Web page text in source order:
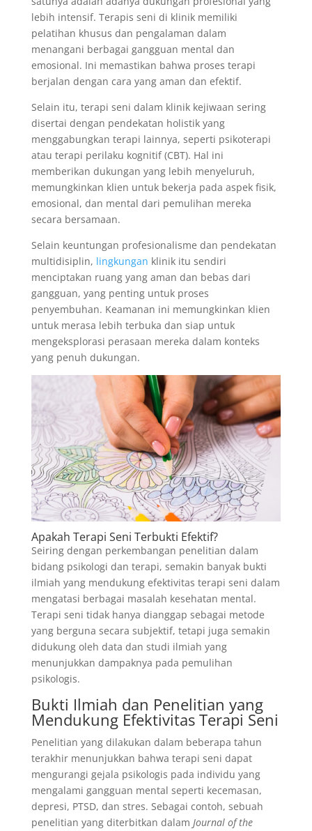
lebih intensif. Terapis seni di klinik memiliki
pelatihan khusus dan pengalaman dalam
menangani berbagai gangguan mental dan
emosional. Ini memastikan bahwa proses terapi
berjalan dengan cara yang aman dan efektif.
Selain itu, terapi seni dalam klinik kejiwaan sering
disertai dengan pendekatan holistik yang
menggabungkan terapi lainnya, seperti psikoterapi
atau terapi perilaku kognitif (CBT). Hal ini
memberikan dukungan yang lebih menyeluruh,
memungkinkan klien untuk bekerja pada aspek fisik,
emosional, dan mental dari pemulihan mereka
secara bersamaan.
Selain keuntungan profesionalisme dan pendekatan
multidisiplin, lingkungan klinik itu sendiri
menciptakan ruang yang aman dan bebas dari
gangguan, yang penting untuk proses
penyembuhan. Keamanan ini memungkinkan klien
untuk merasa lebih terbuka dan siap untuk
mengeksplorasi perasaan mereka dalam konteks
yang penuh dukungan.
Apakah Terapi Seni Terbukti Efektif?
Seiring dengan perkembangan penelitian dalam
bidang psikologi dan terapi, semakin banyak bukti
ilmiah yang mendukung efektivitas terapi seni dalam
mengatasi berbagai masalah kesehatan mental.
Terapi seni tidak hanya dianggap sebagai metode
yang berguna secara subjektif, tetapi juga semakin
didukung oleh data dan studi ilmiah yang
menunjukkan dampaknya pada pemulihan
psikologis.
Bukti Ilmiah dan Penelitian yang
Mendukung Efektivitas Terapi Seni
Penelitian yang dilakukan dalam beberapa tahun
terakhir menunjukkan bahwa terapi seni dapat
mengurangi gejala psikologis pada individu yang
mengalami gangguan mental seperti kecemasan,
depresi, PTSD, dan stres. Sebagai contoh, sebuah
penelitian yang diterbitkan dalam Journal of the